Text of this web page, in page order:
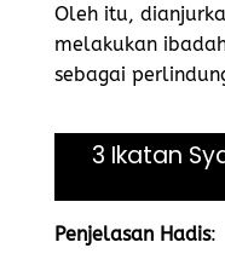
Oleh itu,
melakukan
sebagai
3 Ikatan
Penjelasan Hadis: